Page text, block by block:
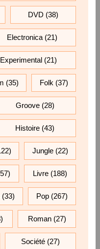
DVD (38)
Electronica(21)
Experimental(21)
(35) Folk (37)
Groove(28)
Histoire(43)
Jungle(22)
Livre (188)
(33) Pop (267)
Roman(27)
Société(27)